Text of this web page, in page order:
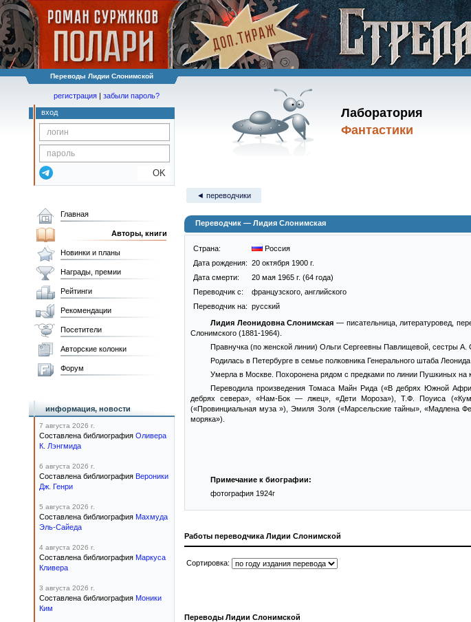
Переводы Лидии Слонимской
Лаборатория
Фантастики
регистрация | забыли пароль?
вход
OK
◄ переводчики
Переводчик — Лидия Слонимская
Страна:
Россия
Дата рождения: 20 октября 1900 г.
Дата смерти:
20 мая 1965 г. (64 года)
Переводчик c:
французского, английского
Переводчик на: русский
Лидия Леонидовна Слонимская — писательница, литературовед,
Слонимского (1881-1964).
Правнучка (по женской линии) Ольги Сергеевны Павлищевой, сестры А.
Родилась в Петербурге в семье полковника Генерального штаба
Умерла в Москве. Похоронена рядом с предками по линии Пушкиных на
Переводила произведения Томаса Майн Рида («В дебрях Южной
дебрях севера», «Нам-Бок — лжец», «Дети Мороза»), Т.Ф. Поуиса
(«Провинциальная муза »), Эмиля Золя («Марсельские тайны», «Мадлена
моряка»).
Примечание к биографии:
фотография 1924г
Работы переводчика Лидии Слонимской
Сортировка:
Переводы Лидии Слонимской
Главная
Авторы, книги
Новинки и планы
Награды, премии
Рейтинги
Рекомендации
Посетители
Авторские колонки
Форум
информация, новости
7 августа 2026 г.
Составлена библиография Оливера
К. Лэнгмида
6 августа 2026 г.
Составлена библиография Вероники
Дж. Генри
5 августа 2026 г.
Составлена библиография Махмуда
Эль-Сайеда
4 августа 2026 г.
Составлена библиография Маркуса
Кливера
3 августа 2026 г.
Составлена библиография Моники
Ким